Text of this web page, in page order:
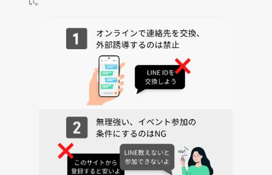
Do not ask the gym staff—they aren’t on our team
い。